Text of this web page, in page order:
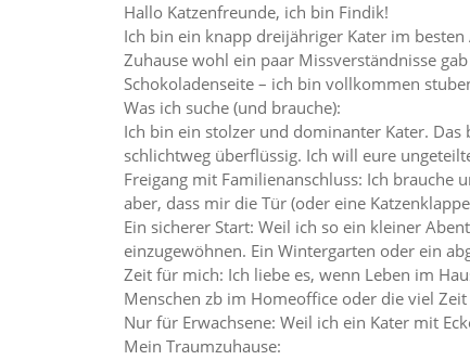
​Hallo Katzenfreunde, ich bin Findik!
​Ich bin ein knapp dreijähriger Kater im
Zuhause wohl ein paar Missverständnisse
Schokoladenseite – ich bin vollkommen
​Was ich suche (und brauche):
​Ich bin ein stolzer und dominanter Kater.
schlichtweg überflüssig. Ich will eure
​Freigang mit Familienanschluss: Ich brauche
aber, dass mir die Tür (oder eine
​Ein sicherer Start: Weil ich so ein kleiner
einzugewöhnen. Ein Wintergarten oder ein
​Zeit für mich: Ich liebe es, wenn Leben im
Menschen zb im Homeoffice oder die viel
​Nur für Erwachsene: Weil ich ein Kater mit
​Mein Traumzuhause: